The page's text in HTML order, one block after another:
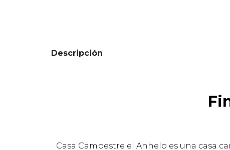
Descripción
Casa Campestre el Anhelo es una casa